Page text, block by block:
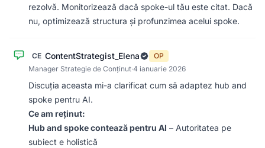
rezolvă. Monitorizează dacă spoke-ul tău este citat. Dacă
nu, optimizează structura și profunzimea acelui spoke.
CE ContentStrategist_Elena
OP
Manager Strategie de Conținut·4 ianuarie 2026
Discuția aceasta mi-a clarificat cum să adaptez hub and
spoke pentru AI.
Ce am reținut:
Hub and spoke contează pentru AI – Autoritatea pe
subiect e holistică